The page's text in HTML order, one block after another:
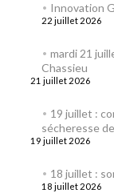
Innovation
22 juillet 2026
mardi 21
Chassieu
21 juillet 2026
19 juillet :
sécheresse
19 juillet 2026
18 juillet :
18 juillet 2026